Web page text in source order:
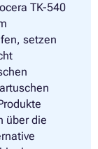
TK-540
setzen
über die